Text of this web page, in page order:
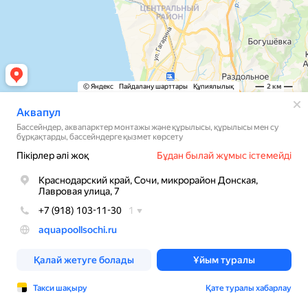
© Яндекс Пайдалану шарттары Құпиялылық 2 км
Аквапул
Бассейндер, аквапарктер монтажы және құрылысы, құрылысы мен су
бұрқақтарды, бассейндерге қызмет көрсету
Пікірлер әлі жоқ Бұдан былай жұмыс істемейді
Краснодарский край, Сочи, микрорайон Донская,
Лавровая улица, 7
+7 (918) 103-11-30
1
aquapoollsochi.ru
Қалай жетуге болады Ұйым туралы
Такси шақыру Қате туралы хабарлау